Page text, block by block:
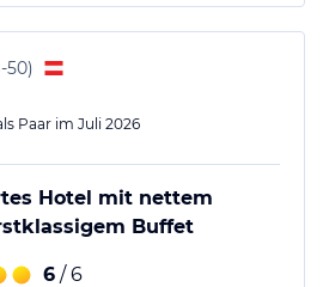
50)
Paar im Juli 2026
Hotel mit nettem
Buffet
6 / 6